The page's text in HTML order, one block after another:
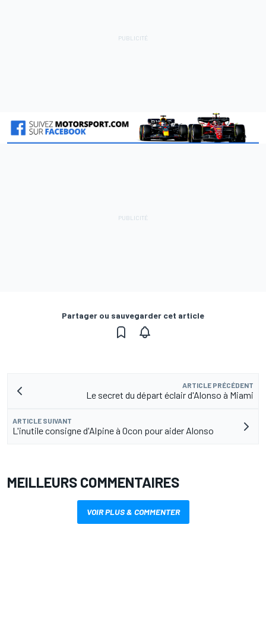
Partager ou sauvegarder cet article
ARTICLE PRÉCÉDENT
Le secret du départ éclair d'Alonso à Miami
ARTICLE SUIVANT
L'inutile consigne d'Alpine à Ocon pour aider Alonso
MEILLEURS COMMENTAIRES
VOIR PLUS & COMMENTER